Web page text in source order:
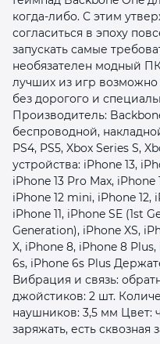
когда-либо. С этим
согласиться в эпоху
запускать самые
необязателен модный
лучших из игр возможно
без дорогого и
Производитель:
беспроводной,
PS4, PS5, Xbox Series S,
устройства: iPhone 13,
iPhone 13 Pro Max, iPhone
iPhone 12 mini, iPhone 12,
iPhone 11, iPhone SE (1st
Generation), iPhone XS,
X, iPhone 8, iPhone 8
6s, iPhone 6s Plus
Вибрация и связь:
джойстиков: 2 шт.
наушников: 3,5 мм
заряжать, есть сквозная